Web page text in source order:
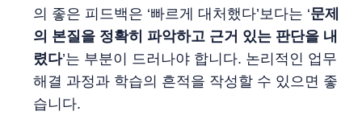
의 좋은 피드백은 ‘빠르게 대처했다’보다는 ‘문제
의 본질을 정확히 파악하고 근거 있는 판단을 내
렸다’는 부분이 드러나야 합니다. 논리적인 업무
해결 과정과 학습의 흔적을 작성할 수 있으면 좋
습니다.